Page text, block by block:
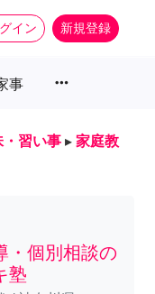
イン 新規登録
事 more_horiz
・習い事 ▸ 家庭教
・個別相談の
塾